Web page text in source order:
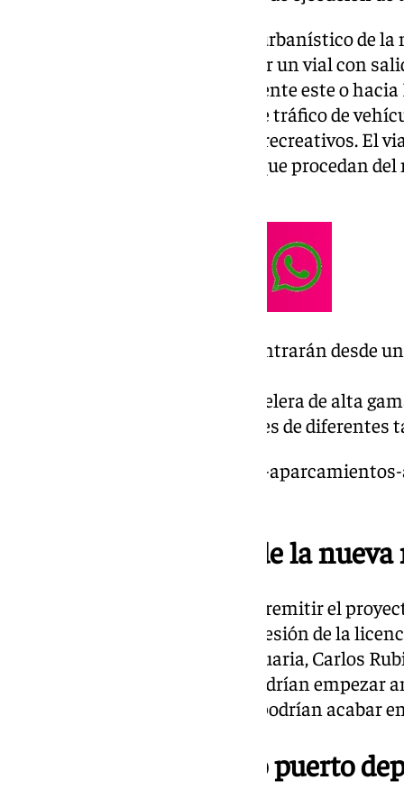
Para llevar a cabo el desarrollo urbanístico de
Andrés, será necesario construir un vial con
MA-22, y con dirección únicamente este o
se pretende separar los flujos de tráfico de
respecto a los tráficos ligeros o recreativos. El
servicio a los vehículos ligeros que procedan
En esta nueva marina se concentrarán desde
vela, una zona comercial y hostelera de alta
concreto 566- para barcos y yates de diferentes
https://www.101tv.es/atraques-
Calendario previsto de la
El Puerto de Málaga tendrá que remitir el
Urbanismo (GMU) para la concesión de la
presidente de la Autoridad Portuaria, Carlos
obras de la marina deportiva podrían empezar
calendario prevé que las obras podrían acabar
El proyecto del nuevo puerto